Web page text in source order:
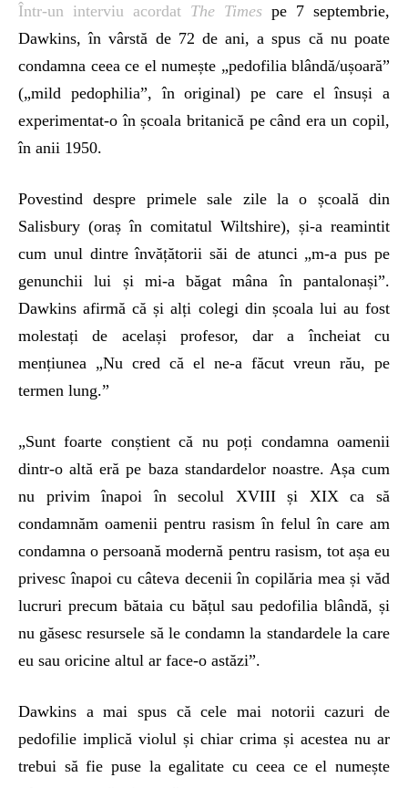
Într-un interviu acordat The Times pe 7 septembrie,
Dawkins, în vârstă de 72 de ani, a spus că nu poate
condamna ceea ce el numește „pedofilia blândă/ușoară”
(„mild pedophilia”, în original) pe care el însuși a
experimentat-o în școala britanică pe când era un copil,
în anii 1950.
Povestind despre primele sale zile la o școală din
Salisbury (oraș în comitatul Wiltshire), și-a reamintit
cum unul dintre învățătorii săi de atunci „m-a pus pe
genunchii lui și mi-a băgat mâna în pantalonași”.
Dawkins afirmă că și alți colegi din școala lui au fost
molestați de același profesor, dar a încheiat cu
mențiunea „Nu cred că el ne-a făcut vreun rău, pe
termen lung.”
„Sunt foarte conștient că nu poți condamna oamenii
dintr-o altă eră pe baza standardelor noastre. Așa cum
nu privim înapoi în secolul XVIII și XIX ca să
condamnăm oamenii pentru rasism în felul în care am
condamna o persoană modernă pentru rasism, tot așa eu
privesc înapoi cu câteva decenii în copilăria mea și văd
lucruri precum bătaia cu bățul sau pedofilia blândă, și
nu găsesc resursele să le condamn la standardele la care
eu sau oricine altul ar face-o astăzi”.
Dawkins a mai spus că cele mai notorii cazuri de
pedofilie implică violul și chiar crima și acestea nu ar
trebui să fie puse la egalitate cu ceea ce el numește